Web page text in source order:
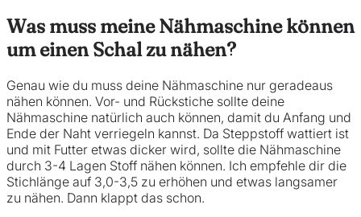
Was muss meine Nähmaschine können
um einen Schal zu nähen?
Genau wie du muss deine Nähmaschine nur geradeaus
nähen können. Vor- und Rückstiche sollte deine
Nähmaschine natürlich auch können, damit du Anfang und
Ende der Naht verriegeln kannst. Da Steppstoff wattiert ist
und mit Futter etwas dicker wird, sollte die Nähmaschine
durch 3-4 Lagen Stoff nähen können. Ich empfehle dir die
Stichlänge auf 3,0-3,5 zu erhöhen und etwas langsamer
zu nähen. Dann klappt das schon.